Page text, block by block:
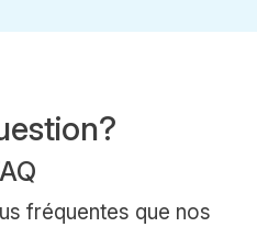
fréquentes que nos